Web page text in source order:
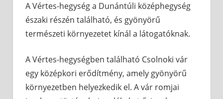
A Vértes-hegység a Dunántúli középhegység
északi részén található, és gyönyörű
természeti környezetet kínál a látogatóknak.
A Vértes-hegységben található Csolnoki vár
egy középkori erődítmény, amely gyönyörű
környezetben helyezkedik el. A vár romjai